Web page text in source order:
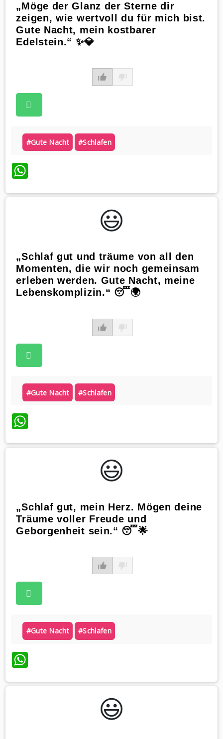
„Möge der Glanz der Sterne dir
zeigen, wie wertvoll du für mich bist.
Gute Nacht, mein kostbarer
Edelstein.“ ✨💎
#gute Nacht #schlafen
WhatsApp
😃️
„Schlaf gut und träume von all den
Momenten, die wir noch gemeinsam
erleben werden. Gute Nacht, meine
Lebenskomplizin.“ 😴🌍
#gute Nacht #schlafen
WhatsApp
😃️
„Schlaf gut, mein Herz. Mögen deine
Träume voller Freude und
Geborgenheit sein.“ 😴🌟
#gute Nacht #schlafen
WhatsApp
😃️